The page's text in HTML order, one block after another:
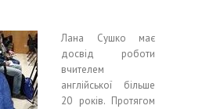
Лана Сушко має
досвід роботи
вчителем
англійської більше
20 років. Протягом